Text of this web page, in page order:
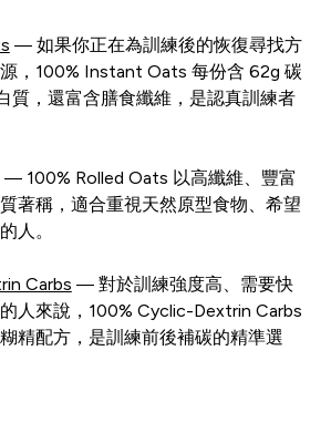
— 如果你正在為訓練後的恢復尋找方
，100% Instant Oats 每份含 62g 碳
質，還富含膳食纖維，是認真訓練者
— 100% Rolled Oats 以高纖維、豐富
著稱，適合重視天然原型食物、希望
人。
Carbs — 對於訓練強度高、需要快
人來說，100% Cyclic-Dextrin Carbs
精配方，是訓練前後補碳的精準選